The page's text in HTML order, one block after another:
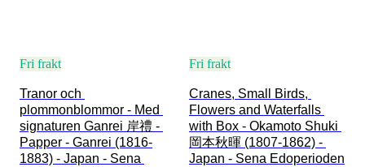
Fri frakt
Tranor och
plommonblommor - Med
signaturen Ganrei 岸禮 -
Papper - Ganrei (1816-
1883) - Japan - Sena
Fri frakt
Cranes, Small Birds,
Flowers and Waterfalls
with Box - Okamoto Shuki
岡本秋暉 (1807-1862) -
Japan - Sena Edoperioden